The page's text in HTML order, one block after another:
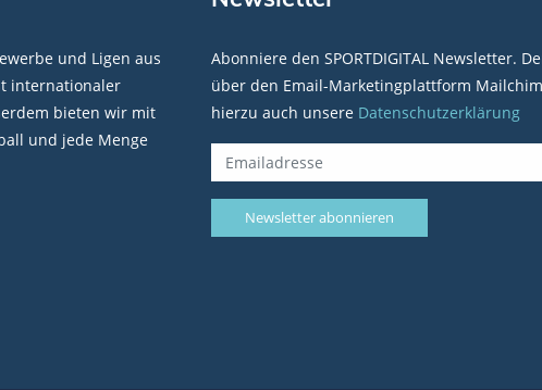
und Ligen aus
internationaler
bieten wir mit
und jede Menge
Abonniere den SPORTDIGITAL Newsletter.
über den Email-Marketingplattform
hierzu auch unsere Datenschutzerklärung